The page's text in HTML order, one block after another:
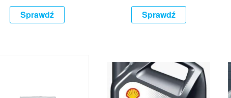
Sprawdź Sprawdź